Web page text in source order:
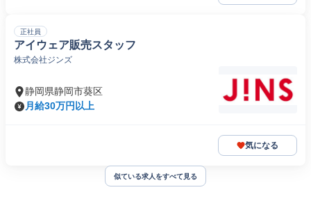
正社員
アイウェア販売スタッフ
株式会社ジンズ
静岡県静岡市葵区
月給30万円以上
気になる
似ている求人をすべて見る